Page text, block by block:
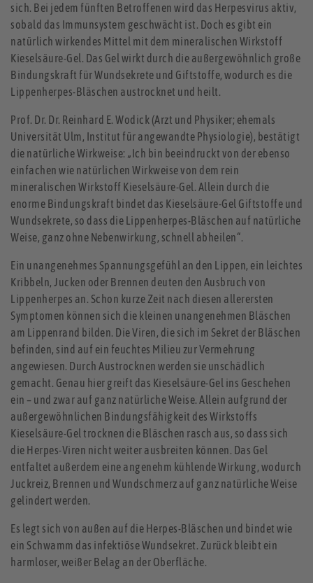
sich. Bei jedem fünften Betroffenen wird das Herpesvirus aktiv,
sobald das Immunsystem geschwächt ist. Doch es gibt ein
natürlich wirkendes Mittel mit dem mineralischen Wirkstoff
Kieselsäure-Gel. Das Gel wirkt durch die außergewöhnlich große
Bindungskraft für Wundsekrete und Giftstoffe, wodurch es die
Lippenherpes-Bläschen austrocknet und heilt.
Prof. Dr. Dr. Reinhard E. Wodick (Arzt und Physiker; ehemals
Universität Ulm, Institut für angewandte Physiologie), bestätigt
die natürliche Wirkweise: „Ich bin beeindruckt von der ebenso
einfachen wie natürlichen Wirkweise von dem rein
mineralischen Wirkstoff Kieselsäure-Gel. Allein durch die
enorme Bindungskraft bindet das Kieselsäure-Gel Giftstoffe und
Wundsekrete, so dass die Lippenherpes-Bläschen auf natürliche
Weise, ganz ohne Nebenwirkung, schnell abheilen“.
Ein unangenehmes Spannungsgefühl an den Lippen, ein leichtes
Kribbeln, Jucken oder Brennen deuten den Ausbruch von
Lippenherpes an. Schon kurze Zeit nach diesen allerersten
Symptomen können sich die kleinen unangenehmen Bläschen
am Lippenrand bilden. Die Viren, die sich im Sekret der Bläschen
befinden, sind auf ein feuchtes Milieu zur Vermehrung
angewiesen. Durch Austrocknen werden sie unschädlich
gemacht. Genau hier greift das Kieselsäure-Gel ins Geschehen
ein – und zwar auf ganz natürliche Weise. Allein aufgrund der
außergewöhnlichen Bindungsfähigkeit des Wirkstoffs
Kieselsäure-Gel trocknen die Bläschen rasch aus, so dass sich
die Herpes-Viren nicht weiter ausbreiten können. Das Gel
entfaltet außerdem eine angenehm kühlende Wirkung, wodurch
Juckreiz, Brennen und Wundschmerz auf ganz natürliche Weise
gelindert werden.
Es legt sich von außen auf die Herpes-Bläschen und bindet wie
ein Schwamm das infektiöse Wundsekret. Zurück bleibt ein
harmloser, weißer Belag an der Oberfläche.